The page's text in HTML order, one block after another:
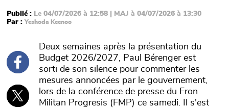
Publié : Le 04/07/2026 à 12:58 | MAJ à 04/07/2026 à 13:30
Par :Yeshoda Keenoo
Deux semaines après la présentation du
Budget 2026/2027, Paul Bérenger est
sorti de son silence pour commenter les
mesures annoncées par le gouvernement,
lors de la conférence de presse du Fron
Militan Progresis (FMP) ce samedi. Il s'est